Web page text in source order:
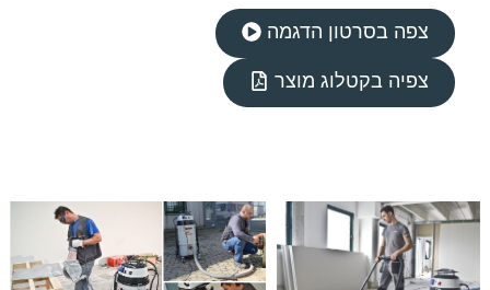
צפה בסרטון הדגמה
צפיה בקטלוג מוצר